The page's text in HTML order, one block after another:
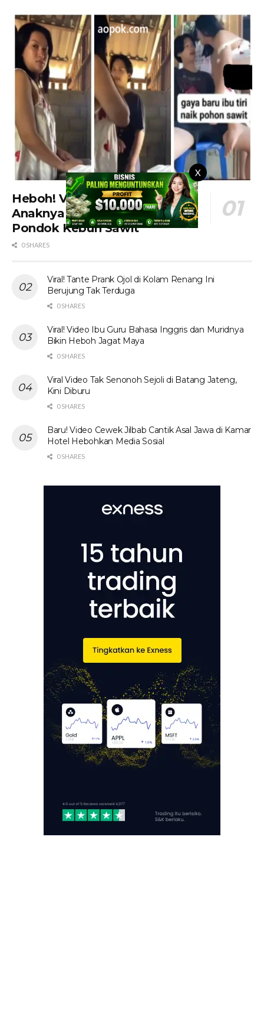
X
Heboh! Video Ibu Tiri dan
Anaknya Viral Main di Dapur
Pondok Kebun Sawit
0 SHARES
Viral! Tante Prank Ojol di Kolam Renang Ini
Berujung Tak Terduga
0 SHARES
Viral! Video Ibu Guru Bahasa Inggris dan Muridnya
Bikin Heboh Jagat Maya
0 SHARES
Viral Video Tak Senonoh Sejoli di Batang Jateng,
Kini Diburu
0 SHARES
Baru! Video Cewek Jilbab Cantik Asal Jawa di Kamar
Hotel Hebohkan Media Sosial
0 SHARES